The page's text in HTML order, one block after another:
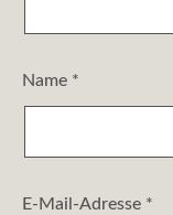
Name *
E-Mail-Adresse *